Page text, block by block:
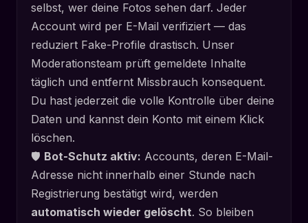
selbst, wer deine Fotos sehen darf. Jeder
Account wird per E-Mail verifiziert — das
reduziert Fake-Profile drastisch. Unser
Moderationsteam prüft gemeldete Inhalte
täglich und entfernt Missbrauch konsequent.
Du hast jederzeit die volle Kontrolle über deine
Daten und kannst dein Konto mit einem Klick
löschen.
🛡️ Bot-Schutz aktiv: Accounts, deren E-Mail-
Adresse nicht innerhalb einer Stunde nach
Registrierung bestätigt wird, werden
automatisch wieder gelöscht. So bleiben